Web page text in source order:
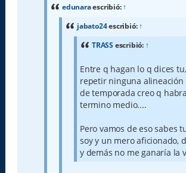
edunaraescribió:↑
jabato24escribió:↑
TRASS escribió: ↑
Entre q hagan lo q dices
repetir ninguna alineación
de temporada creo q
termino medio....
Pero vamos de eso sabes
soy y un mero aficionado,
y demás no me ganaría la